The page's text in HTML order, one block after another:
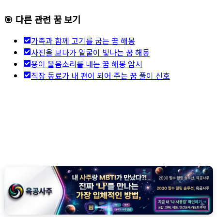
🎯 다른 관련 꿈 보기
가족과 함께 고기를 굽는 꿈 해몽
사진을 보다가 얼굴이 빛나는 꿈 해몽
용이 울음소리를 내는 꿈 해몽 암시
직장 동료가 내 편이 되어 주는 꿈 풀이 신호